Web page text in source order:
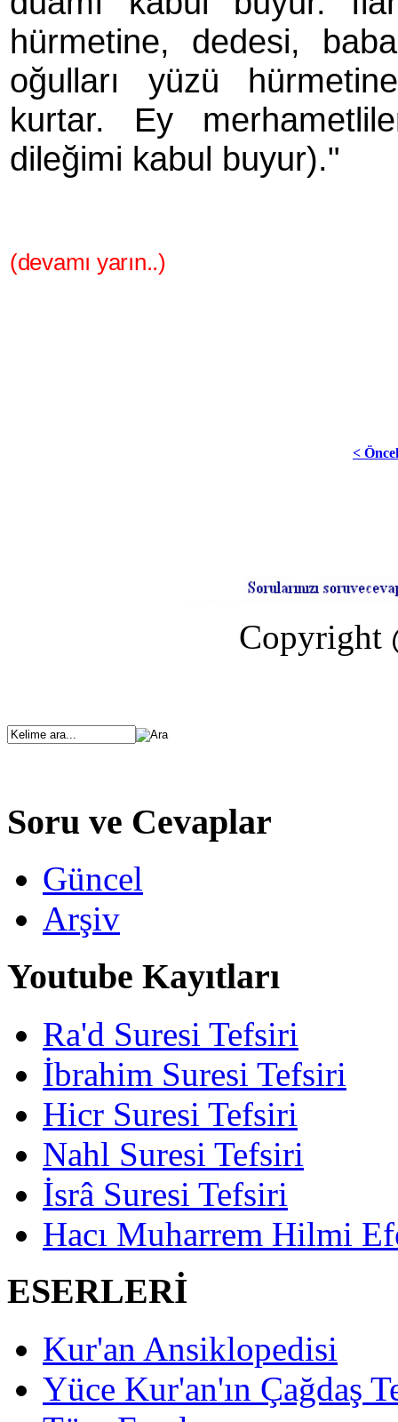
hürmetine, dedesi,
oğulları yüzü
kurtar. Ey
dileğimi kabul buyur)."
(devamı yarın..)
<
Copyright
Soru ve Cevaplar
Güncel
Arşiv
Youtube Kayıtları
Ra'd Suresi Tefsiri
İbrahim Suresi Tefsiri
Hicr Suresi Tefsiri
Nahl Suresi Tefsiri
İsrâ Suresi Tefsiri
Hacı Muharrem Hilmi
ESERLERİ
Kur'an Ansiklopedisi
Yüce Kur'an'ın Çağdaş